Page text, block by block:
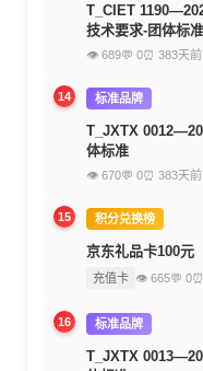
T_CIET
技术要求-团体标准
👁 689💬 0⏰ 383天前
14 标准品牌
T_JXTX
体标准
👁 670💬 0⏰ 383天前
15 积分兑换榜
京东礼品卡100元
充值卡 👁 665💬 0
16 标准品牌
T_JXTX